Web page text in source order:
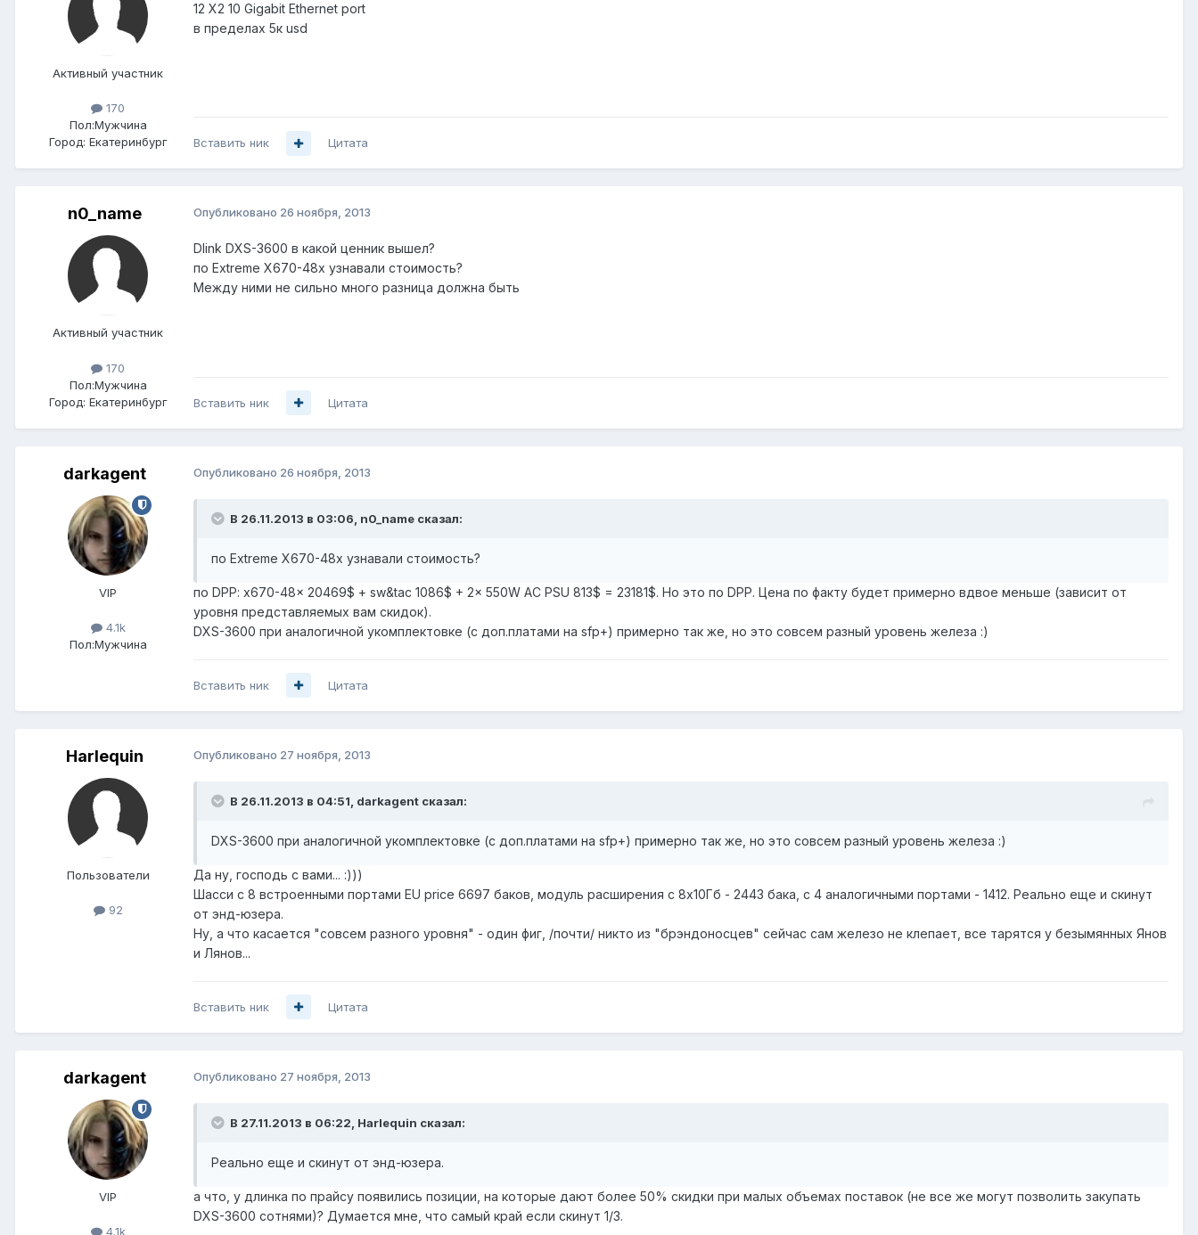
Активный участник
170
Пол:Мужчина
Город: Екатеринбург
12 X2 10 Gigabit Ethernet port
в пределах 5к usd
Вставить ник Цитата
n0_name
Активный участник
170
Пол:Мужчина
Город: Екатеринбург
Опубликовано 26 ноября, 2013
Dlink DXS-3600 в какой ценник вышел?
по Extreme X670-48x узнавали стоимость?
Между ними не сильно много разница должна быть
Вставить ник Цитата
darkagent
VIP
4.1k
Пол:Мужчина
Опубликовано 26 ноября, 2013
В 26.11.2013 в 03:06, n0_name сказал:
по Extreme X670-48x узнавали стоимость?
по DPP: x670-48x 20469$ + sw&tac 1086$ + 2x 550W AC PSU 813$ = 23181$. Но это по DPP. Цена по факту будет примерно вдвое меньше (зависит от
уровня представляемых вам скидок).
DXS-3600 при аналогичной укомплектовке (с доп.платами на sfp+) примерно так же, но это совсем разный уровень железа :)
Вставить ник Цитата
Harlequin
Пользователи
92
Опубликовано 27 ноября, 2013
В 26.11.2013 в 04:51, darkagent сказал:
DXS-3600 при аналогичной укомплектовке (с доп.платами на sfp+) примерно так же, но это совсем разный уровень железа :)
Да ну, господь с вами... :)))
Шасси с 8 встроенными портами EU price 6697 баков, модуль расширения с 8х10Гб - 2443 бака, с 4 аналогичными портами - 1412. Реально еще и скинут
от энд-юзера.
Ну, а что касается "совсем разного уровня" - один фиг, /почти/ никто из "брэндоносцев" сейчас сам железо не клепает, все тарятся у безымянных Янов
и Лянов...
Вставить ник Цитата
darkagent
VIP
4.1k
Опубликовано 27 ноября, 2013
В 27.11.2013 в 06:22, Harlequin сказал:
Реально еще и скинут от энд-юзера.
а что, у длинка по прайсу появились позиции, на которые дают более 50% скидки при малых объемах поставок (не все же могут позволить закупать
DXS-3600 сотнями)? Думается мне, что самый край если скинут 1/3.